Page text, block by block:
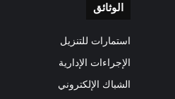
الوثائق
استمارات للتنزيل
الإجراءات الإدارية
الشباك الإلكتروني